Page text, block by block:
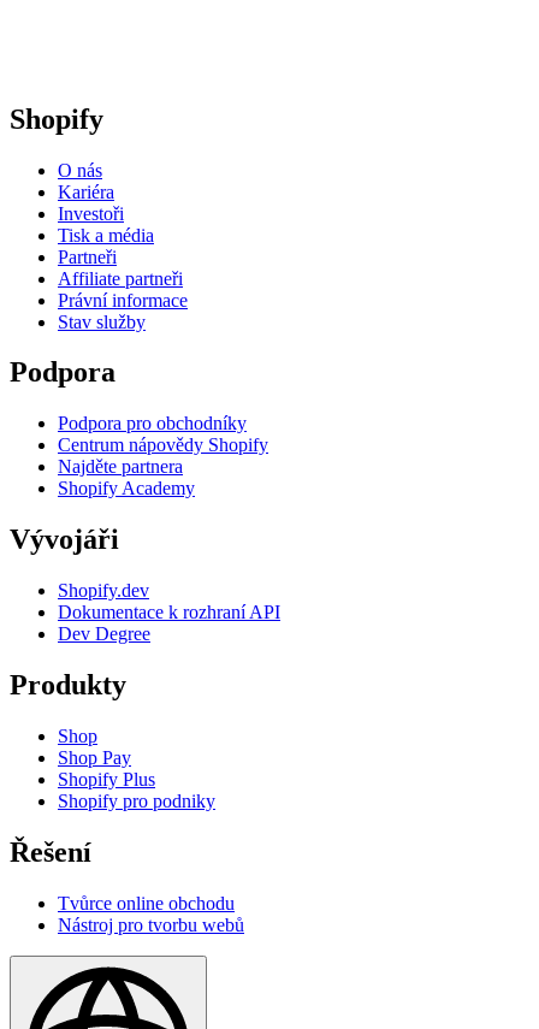
Shopify
O nás
Kariéra
Investoři
Tisk a média
Partneři
Affiliate partneři
Právní informace
Stav služby
Podpora
Podpora pro obchodníky
Centrum nápovědy Shopify
Najděte partnera
Shopify Academy
Vývojáři
Shopify.dev
Dokumentace k rozhraní API
Dev Degree
Produkty
Shop
Shop Pay
Shopify Plus
Shopify pro podniky
Řešení
Tvůrce online obchodu
Nástroj pro tvorbu webů